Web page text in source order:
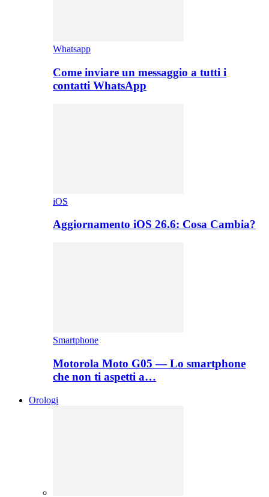
Whatsapp
Come inviare un messaggio a tutti i
contatti WhatsApp
iOS
Aggiornamento iOS 26.6: Cosa Cambia?
Smartphone
Motorola Moto G05 — Lo smartphone
che non ti aspetti a…
Orologi